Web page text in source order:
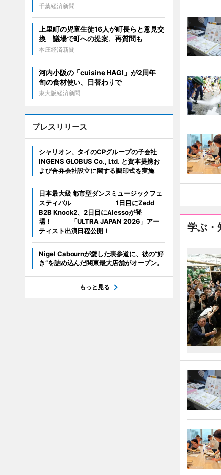
学ぶ・
千葉経済新聞
上里町の児童生徒16人が町長らと意見交
換 議場で町への提案、再質問も
本庄経済新聞
河内小阪の「cuisine HAGI」が2周年
旬の食材使い、日替わりで
東大阪経済新聞
プレスリリース
シャリオン、タイのCPグループの子会社
INGENS GLOBUS Co., Ltd. と資本提携お
よび合弁会社設立に関する調印式を実施
日本最大級 都市型ダンスミュージックフェ
スティバル 1日目にZedd
B2B Knock2、2日目にAlessoが登
場！ 「ULTRA JAPAN 2026」アー
ティスト出演日程公開！
Nigel Cabournが愛した表参道に、彼の“好
き”を詰め込んだ関東最大店舗がオープン。
もっと見る